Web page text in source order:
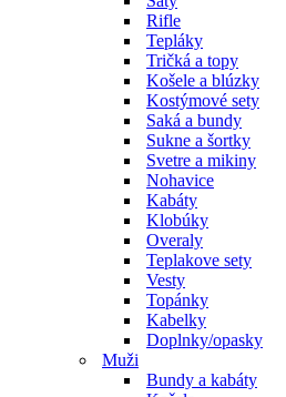
Rifle
Tepláky
Tričká a topy
Košele a blúzky
Kostýmové sety
Saká a bundy
Sukne a šortky
Svetre a mikiny
Nohavice
Kabáty
Klobúky
Overaly
Teplakove sety
Vesty
Topánky
Kabelky
Doplnky/opasky
Muži
Bundy a kabáty